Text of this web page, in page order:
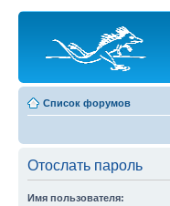
Список форумов
Отослать пароль
Имя пользователя: